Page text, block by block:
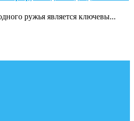
ружья является ключевы...